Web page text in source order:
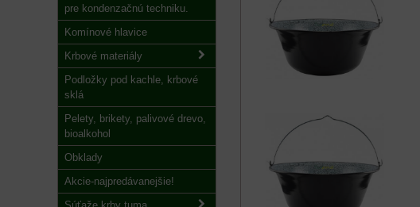
pre kondenzačnú techniku.
Komínové hlavice
Krbové materiály
Podložky pod kachle, krbové
sklá
Pelety, brikety, palivové drevo,
bioalkohol
Obklady
Akcie-najpredávanejšie!